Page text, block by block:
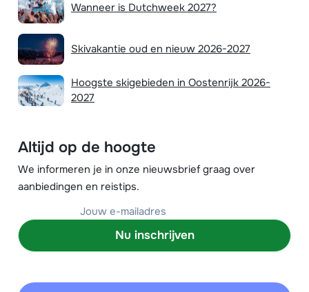
Wanneer is Dutchweek 2027?
Skivakantie oud en nieuw 2026-2027
Hoogste skigebieden in Oostenrijk 2026-
2027
Altijd op de hoogte
We informeren je in onze nieuwsbrief graag over
aanbiedingen en reistips.
Nu inschrijven